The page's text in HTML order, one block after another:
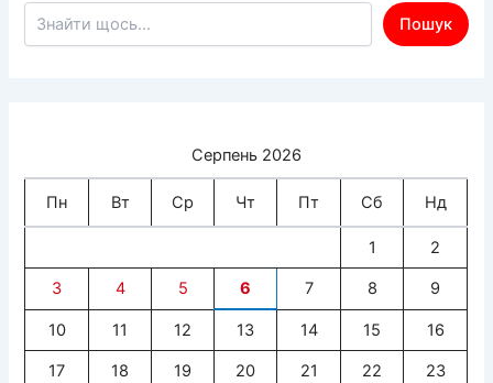
Пошук по сайту
Пошук
Серпень 2026
Пн Вт Ср Чт Пт Сб Нд
1 2
3 4 5 6 7 8 9
10 11 12 13 14 15 16
17 18 19 20 21 22 23